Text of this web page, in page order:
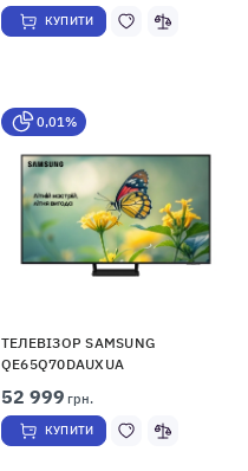
КУПИТИ
0,01%
ТЕЛЕВІЗОР SAMSUNG
QE65Q70DAUXUA
52 999 грн.
КУПИТИ